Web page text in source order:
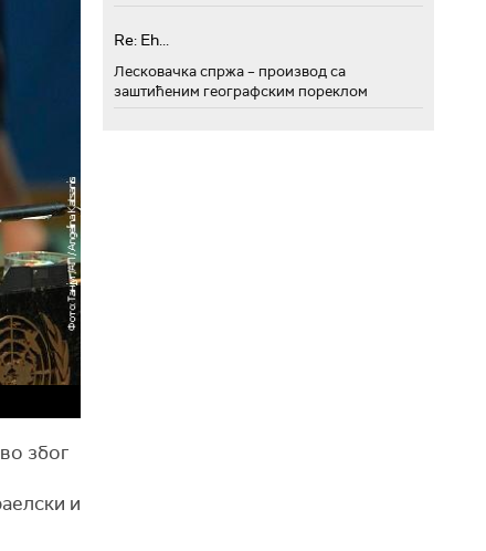
због
и
Re: Eh...
Лесковачка спржа – производ са
заштићеним географским пореклом